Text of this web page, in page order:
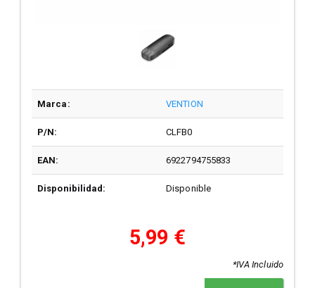
Marca: VENTION
P/N: CLFB0
EAN: 6922794755833
Disponibilidad: Disponible
5,99 €
*IVA Incluido